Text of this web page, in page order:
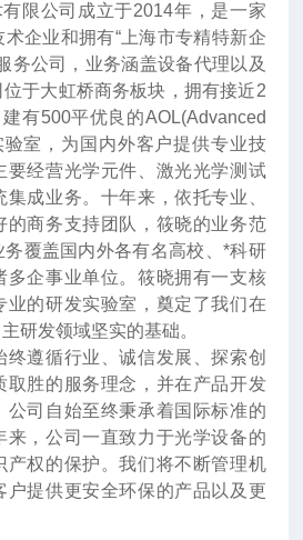
限公司成立于2014年 ， 是一家
企业和拥有“上海市专精特新企
务公司，业务涵盖设备代理以及
于大虹桥商务板块，拥有接近2
有500平优良的AOL(Advanced
验室，为国内外客户提供专业技
要经营光学元件、激光光学测试
集成业务。十年来 ，依托专业、
的商务支持团队，筱晓的业务范
覆盖国内外各有名高校、*科研
多企事业单位。筱晓拥有一支核
业的研发实验室，奠定了我们在
研发领域坚实的基础。
终遵循行业、诚信发展、探索创
取胜的服务理念，并在产品开发
公司自始至终秉承着国际标准的
来，公司一直致力于光学设备的
产权的保护。我们将不断管理机
户提供更安全环保的产品以及更